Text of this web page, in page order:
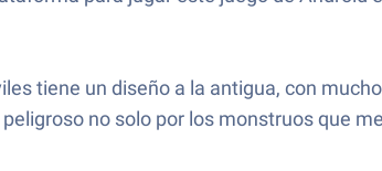
tiene un diseño a la antigua, con
no solo por los monstruos que